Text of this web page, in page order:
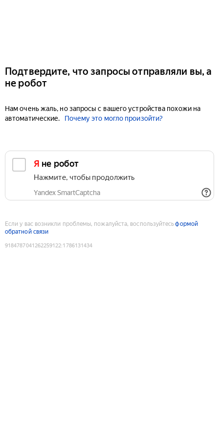
Подтвердите, что запросы отправляли вы, а
не робот
Нам очень жаль, но запросы с вашего устройства похожи на
автоматические.
Почему это могло произойти?
Я не робот
Нажмите, чтобы продолжить
Yandex SmartCaptcha
Если у вас возникли проблемы, пожалуйста, воспользуйтесьформой
обратной связи
9184787041262259122:1786131434